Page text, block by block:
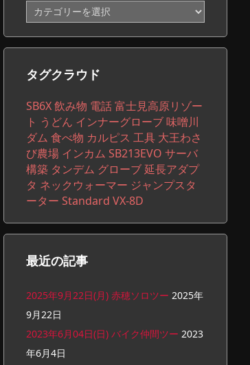
カ
テ
ゴ
リ
一
タグクラウド
SB6X飲み物 電話富士見高原リゾー
ト うどん インナーグローブ味噌川
ダム 食べ物 カルピス 工具 大王わさ
び農場 インカム SB213EVO サーバ
構築 タンデム グローブ延長アダプ
タ ネックウォーマー ジャンプスタ
ーター Standard VX-8D
最近の記事
2025年9月22日(月) 赤穂ソロツー 2025年
9月22日
2023年6月04日(日) バイク仲間ツー 2023
年6月4日